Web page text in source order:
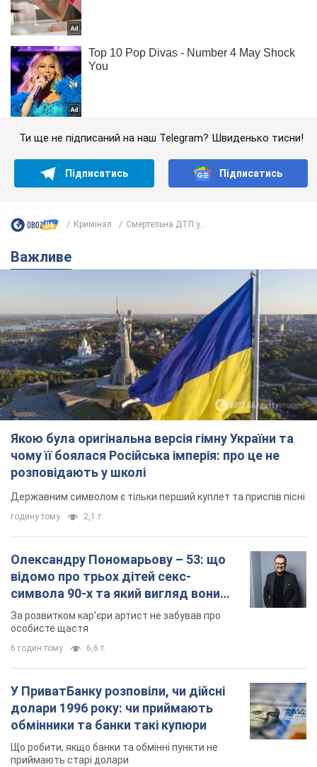
Ти ще не підписаний на наш Telegram? Швиденько тисни!
Підписатись Підписатись
Кримінал Смертельна ДТП у...
Важливе
Якою була оригінальна версія гімну України та
чому її боялася Російська імперія: про це не
розповідають у школі
Державним символом є тільки перший куплет та приспів пісні
годину тому 2,1 т.
Олександру Пономарьову – 53: що
відомо про трьох дітей секс-
символа 90-х та який вигляд вони
мають
За розвитком кар'єри артист не забував про
особисте щастя
6 годин тому 6,6 т.
У ПриватБанку розповіли, чи дійсні
долари 1996 року: чи приймають
обмінники та банки такі купюри
Що робити, якщо банки та обмінні пункти не
приймають старі долари